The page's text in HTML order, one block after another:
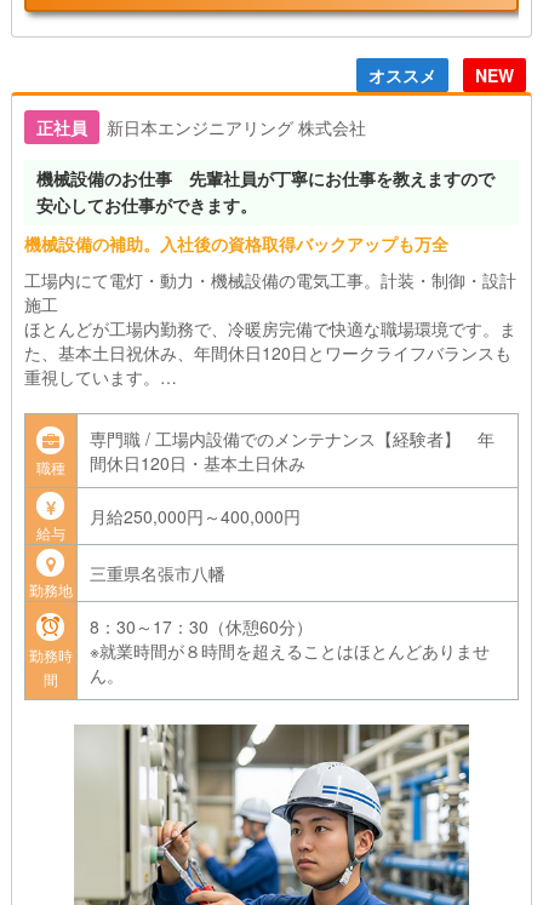
正社員 新日本エンジニアリング 株式会社
オススメ NEW
機械設備のお仕事 先輩社員が丁寧にお仕事を教えますので
安心してお仕事ができます。
機械設備の補助。入社後の資格取得バックアップも万全
工場内にて電灯・動力・機械設備の電気工事。計装・制御・設計
施工
ほとんどが工場内勤務で、冷暖房完備で快適な職場環境です。ま
た、基本土日祝休み、年間休日120日とワークライフバランスも
重視しています。
心ください。
・「振り回されない」働き方
ゼネコンの下請けではなく、工場様との直接取引。自社の段取り
で進められるから、無理な工期に追われることはありません。
「身体への優しさ」を配慮
建築現場のような「数年続く大型案件」ではなく、1〜2日で終わ
る短期案件がメイン。
夏の日差しや冬の雨風にさらされる心配もありません。
先輩社員は10年以上の勤続者の方が多く、落ち着いて働ける環境
です。
職種
専門職 / 工場内設備でのメンテナンス【経験者】 年
間休日120日・基本土日休み
給与
月給250,000円～400,000円
勤務地
三重県名張市八幡
勤務時
間
8：30～17：30（休憩60分）
※就業時間が８時間を超えることはほとんどありませ
ん。